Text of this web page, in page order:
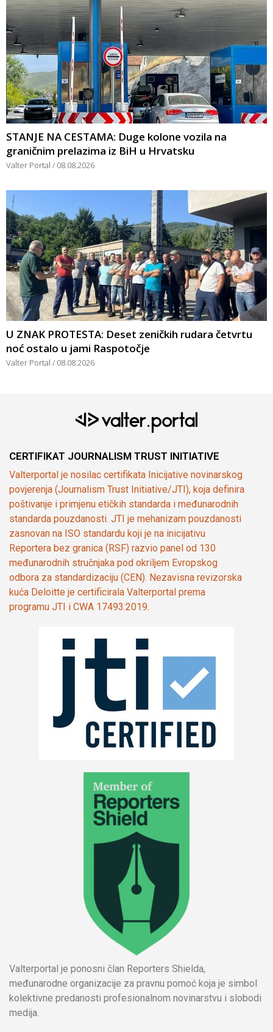
STANJE NA CESTAMA: Duge kolone vozila na
graničnim prelazima iz BiH u Hrvatsku
Valter Portal 08.08.2026
U ZNAK PROTESTA: Deset zeničkih rudara četvrtu
noć ostalo u jami Raspotočje
Valter Portal 08.08.2026
CERTIFIKAT JOURNALISM TRUST INITIATIVE
Valterportal je nosilac certifikata Inicijative novinarskog
povjerenja (Journalism Trust Initiative/JTI), koja definira
poštivanje i primjenu etičkih standarda i međunarodnih
standarda pouzdanosti. JTI je mehanizam pouzdanosti
zasnovan na ISO standardu koji je na inicijativu
Reportera bez granica (RSF) razvio panel od 130
međunarodnih stručnjaka pod okriljem Evropskog
odbora za standardizaciju (CEN). Nezavisna revizorska
kuća Deloitte je certificirala Valterportal prema
programu JTI i CWA 17493:2019.
Valterportal je ponosni član Reporters Shielda,
međunarodne organizacije za pravnu pomoć koja je simbol
kolektivne predanosti profesionalnom novinarstvu i slobodi
medija.